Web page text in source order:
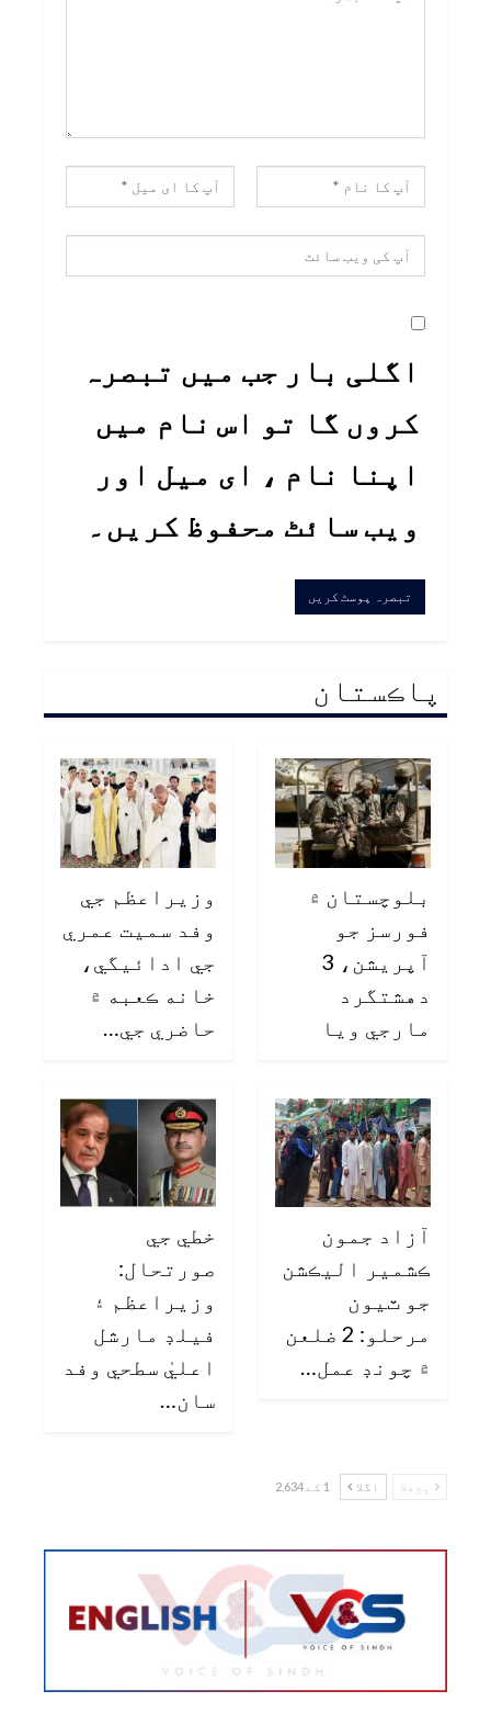
اگلی بار جب میں تبصرہ
کروں گا تو اس نام میں
اپنا نام ، ای میل اور
ویب سائٹ محفوظ کریں۔
پاڪستان
بلوچستان ۾
فورسز جو
آپريشن، 3
دهشتگرد
مارجي ويا
وزيراعظم جي
وفد سميت عمري
جي ادائيگي،
خانه ڪعبه ۾
حاضري جي…
آزاد جمون
ڪشمير اليڪشن
جو ٽيون
مرحلو: 2 ضلعن
۾ چونڊ عمل…
خطي جي
صورتحال:
وزيراعظم ۽
فيلڊ مارشل
اعليٰ سطحي وفد
سان…
پچھلا اگلا 1 کے 2,634